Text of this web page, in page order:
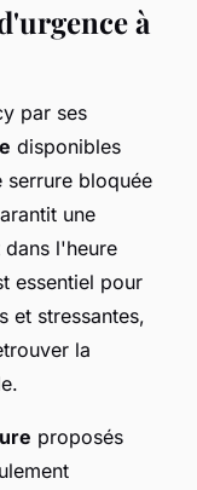
à
par ses
disponibles
serrure bloquée
une
l'heure
essentiel pour
et stressantes,
la
proposés